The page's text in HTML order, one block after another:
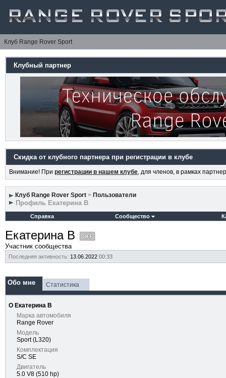
Клуб Range Rover Sport
Клубный партнер
Скидка от клубного партнера при регистрации в клубе
Внимание! При регистрации в нашем клубе, для членов, в рамках
Клуб Range Rover Sport > Пользователи
Профиль Екатерина В
Справка Сообщество
Екатерина В
Участник сообщества
Последняя активность: 13.06.2022 00:33
Обо мне Статистика
О Екатерина В
Марка автомобиля
Range Rover
Модель
Sport (L320)
Комплектация
S/C SE
Двигатель
5.0 V8 (510 hp)